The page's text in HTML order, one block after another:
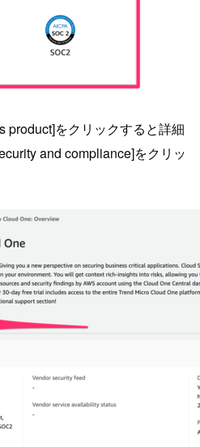
product]をクリックすると詳細
and compliance]をクリッ